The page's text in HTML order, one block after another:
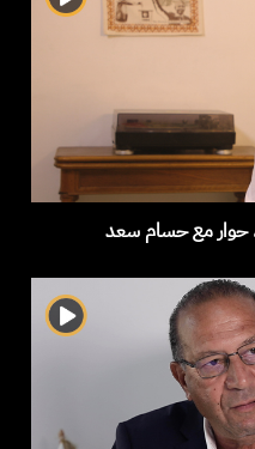
حوار مع حسام سعد